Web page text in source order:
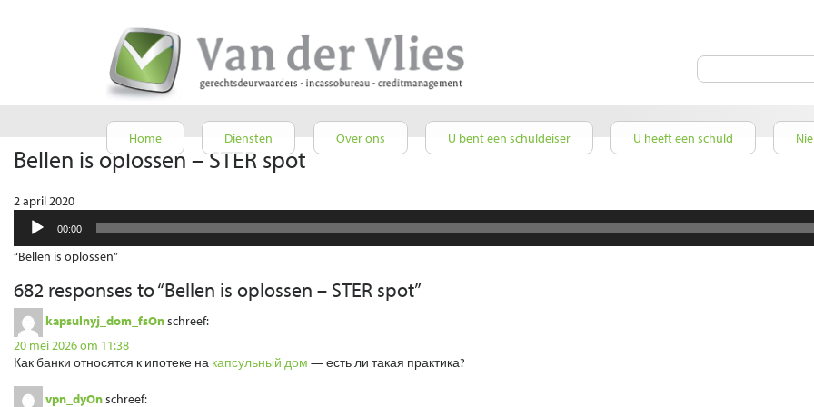
Home Diensten Over ons U bent een schuldeiser U heeft een schuld
Bellen is oplossen – STER spot
2 april 2020
Audiospeler
00:00
“Bellen is oplossen”
682 responses to “Bellen is oplossen – STER spot”
kapsulnyj_dom_fsOnschreef:
20 mei 2026 om 11:38
Как банки относятся к ипотеке на капсульный дом — есть ли такая практика?
vpn_dyOnschreef: